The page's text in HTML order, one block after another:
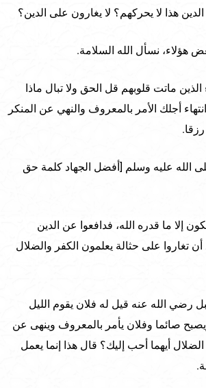
الدين هذا لا يحركهم؟ لا يغارون على الدين؟
هؤلاء، نسأل الله السلامة.
الذين ماتت قلوبهم قل الحق ولا تبال ماذا
أجلك الأمر بالمعروف والنهي عن المنكر
الله عليه وسلم [أفضل الجهاد كلمة حق
إلا ما قدره الله، فدافعوا عن الدين
تغاروا على حثالة يعلمون الكفر والضلال
رضي الله عنه قيل له فلان يقوم الليل
صائما وفلان يأمر بالمعروف وينهى عن
أيهما أحب إليك؟ قال هذا إنما يعمل